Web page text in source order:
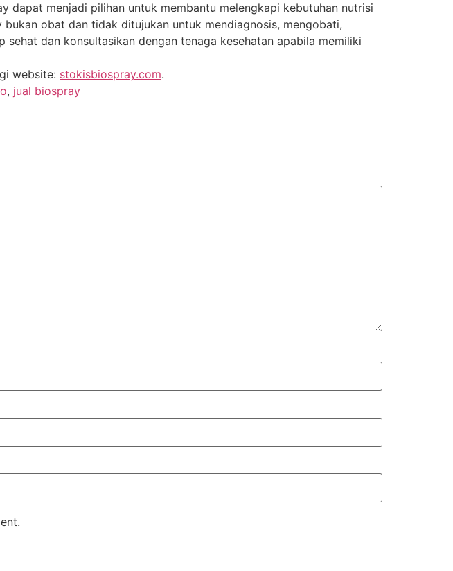
dapat menjadi pilihan untuk membantu melengkapi kebutuhan nutrisi
bukan obat dan tidak ditujukan untuk mendiagnosis, mengobati,
dan konsultasikan dengan tenaga kesehatan apabila memiliki
website: stokisbiospray.com.
, jual biospray